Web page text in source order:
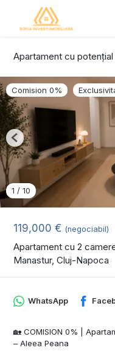
Apartament cu
119,000 € (negociabil)
Apartament cu 2
Manastur, Cluj-Napoca
Comision 0%
1 / 10
Previous
WhatsApp
🏡 COMISION 0% |
– Aleea Peana